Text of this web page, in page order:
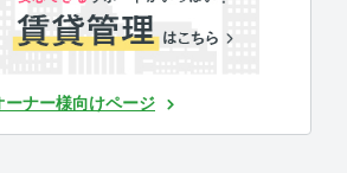
ーナー様向けページ